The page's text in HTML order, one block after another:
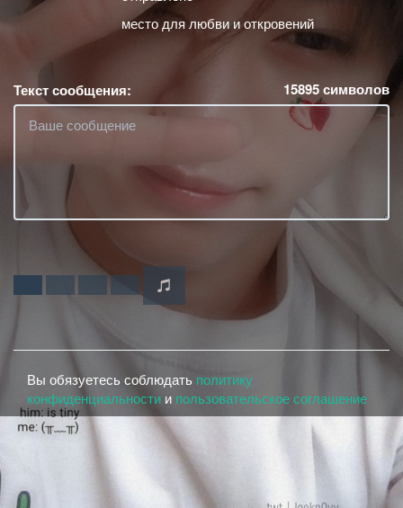
место для любви и откровений
Текст сообщения: 15895символов
Вы обязуетесь соблюдать политику
конфиденциальности и пользовательское соглашение